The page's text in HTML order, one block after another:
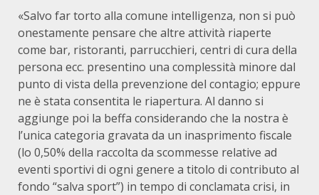
«Salvo far torto alla comune intelligenza, non si può
onestamente pensare che altre attività riaperte
come bar, ristoranti, parrucchieri, centri di cura della
persona ecc. presentino una complessità minore dal
punto di vista della prevenzione del contagio; eppure
ne è stata consentita le riapertura. Al danno si
aggiunge poi la beffa considerando che la nostra è
l’unica categoria gravata da un inasprimento fiscale
(lo 0,50% della raccolta da scommesse relative ad
eventi sportivi di ogni genere a titolo di contributo al
fondo “salva sport”) in tempo di conclamata crisi, in